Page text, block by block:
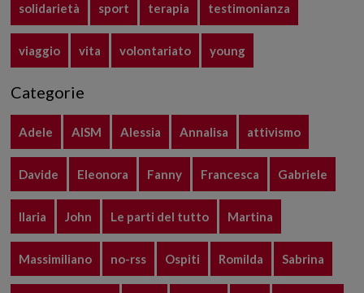
solidarietà sport terapia testimonianza
viaggio vita volontariato young
Categorie
Adele AISM Alessia Annalisa attivismo
Davide Eleonora Fanny Francesca Gabriele
Ilaria John Le parti del tutto Martina
Massimiliano no-rss Ospiti Romilda Sabrina